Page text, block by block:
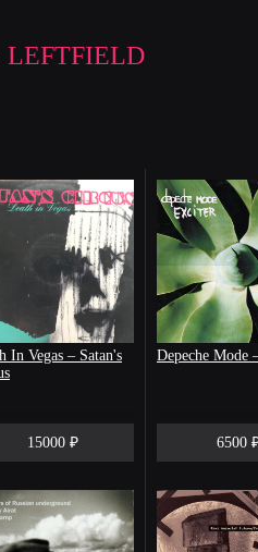
In Vegas ‎– Satan's
15000 ₽
Depeche Mode
6500